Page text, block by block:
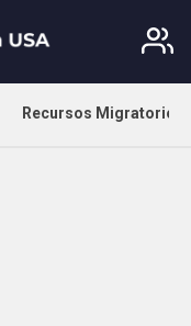
Recursos Migratorios